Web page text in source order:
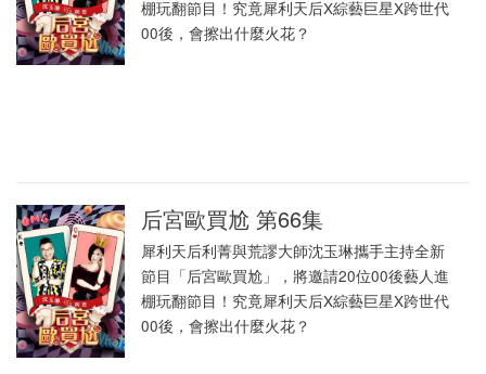
棚玩翻節目！究竟犀利天后X綜藝巨星X跨世代
00後，會擦出什麼火花？
后宮歐買尬 第66集
犀利天后利菁與荒謬大師沈玉琳攜手主持全新
節目「后宮歐買尬」，將邀請20位00後藝人進
棚玩翻節目！究竟犀利天后X綜藝巨星X跨世代
00後，會擦出什麼火花？